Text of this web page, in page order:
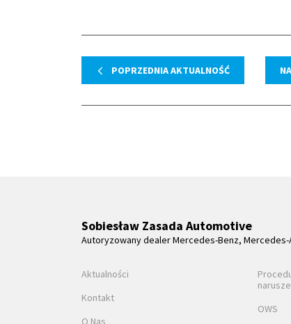
POPRZEDNIA AKTUALNOŚĆ
Sobiesław Zasada Automotive
Autoryzowany dealer Mercedes-Benz,
Aktualności
Kontakt
O Nas
OWS